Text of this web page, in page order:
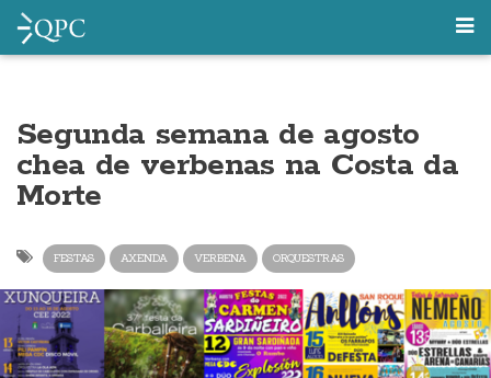
Segunda semana de agosto
chea de verbenas na Costa da
Morte
FESTAS AXENDA VERBENA ORQUESTRAS